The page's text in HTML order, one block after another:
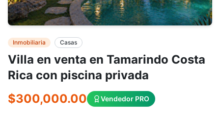
Villa en venta en Tamarindo Costa
Rica con piscina privada
Inmobiliaria Casas
$300,000.00 Vendedor PRO